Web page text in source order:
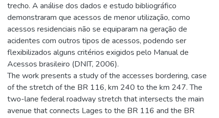
trecho. A análise dos dados e estudo bibliográfico
demonstraram que acessos de menor utilização, como
acessos residenciais não se equiparam na geração de
acidentes com outros tipos de acessos, podendo ser
flexibilizados alguns critérios exigidos pelo Manual de
Acessos brasileiro (DNIT, 2006).
The work presents a study of the accesses bordering, case
of the stretch of the BR 116, km 240 to the km 247. The
two-lane federal roadway stretch that intersects the main
avenue that connects Lages to the BR 116 and the BR